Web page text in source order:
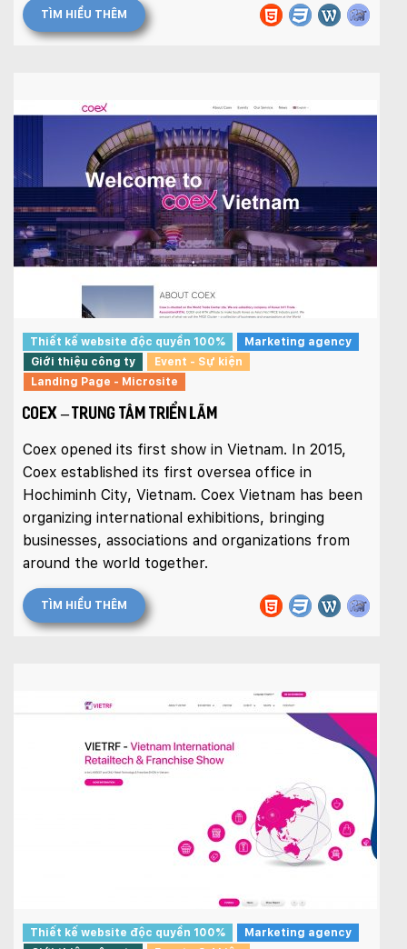
TÌM HIỂU THÊM
Thiết kế website độc quyền 100%
Marketing agency
Giới thiệu công ty
Event - Sự kiện
Landing Page - Microsite
COEX – TRUNG TÂM TRIỂN LÃM
Coex opened its first show in Vietnam. In 2015,
Coex established its first oversea office in
Hochiminh City, Vietnam. Coex Vietnam has been
organizing international exhibitions, bringing
businesses, associations and organizations from
around the world together.
TÌM HIỂU THÊM
Thiết kế website độc quyền 100%
Marketing agency